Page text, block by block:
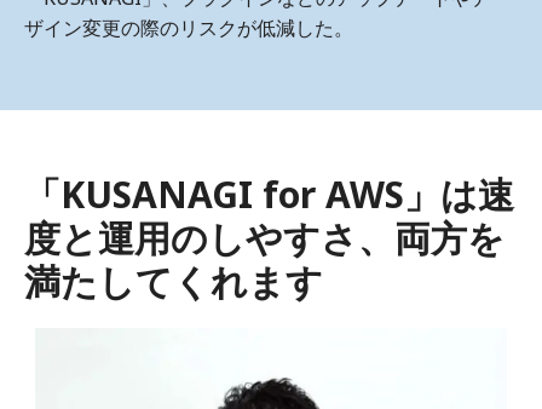
ザイン変更の際のリスクが低減した。
「KUSANAGI for AWS」は速
度と運用のしやすさ、両方を
満たしてくれます